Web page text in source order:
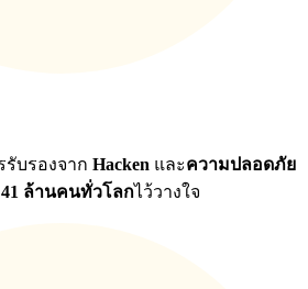
รับรองจาก Hacken และความปลอดภัย
ล้านคนทั่วโลกไว้วางใจ